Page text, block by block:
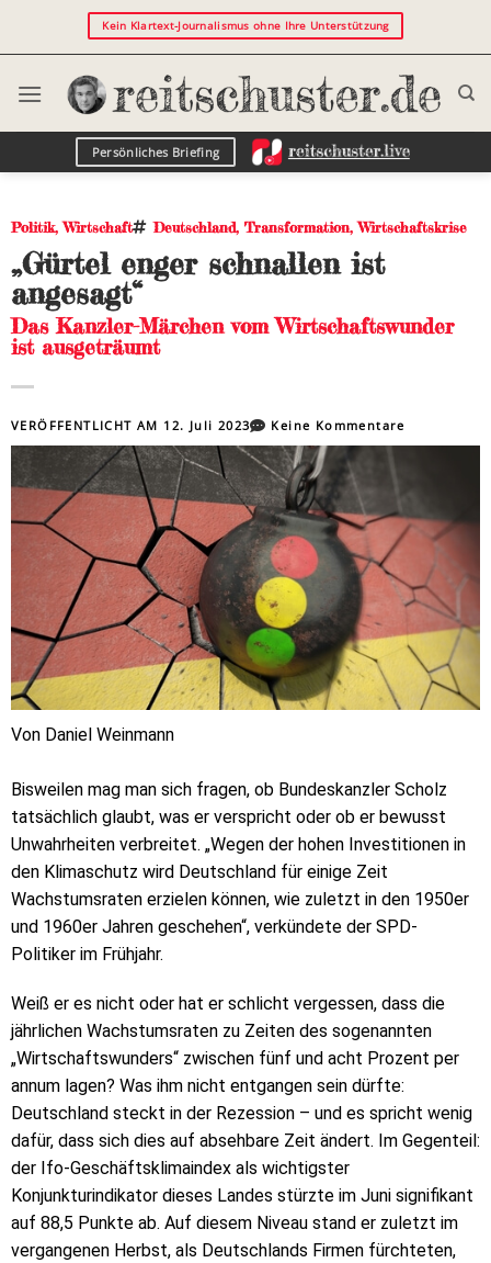
Kein Klartext-Journalismus ohne Ihre Unterstützung
Persönliches Briefing
Politik,Wirtschaft Deutschland, Transformation,Wirtschaftskrise
„Gürtel enger schnallen ist
angesagt“
Das Kanzler-Märchen vom Wirtschaftswunder
ist ausgeträumt
VERÖFFENTLICHT AM 12. Juli 2023 Keine Kommentare
Von Daniel Weinmann
Bisweilen mag man sich fragen, ob Bundeskanzler Scholz
tatsächlich glaubt, was er verspricht oder ob er bewusst
Unwahrheiten verbreitet. „Wegen der hohen Investitionen in
den Klimaschutz wird Deutschland für einige Zeit
Wachstumsraten erzielen können, wie zuletzt in den 1950er
und 1960er Jahren geschehen“, verkündete der SPD-
Politiker im Frühjahr.
Weiß er es nicht oder hat er schlicht vergessen, dass die
jährlichen Wachstumsraten zu Zeiten des sogenannten
„Wirtschaftswunders“ zwischen fünf und acht Prozent per
annum lagen? Was ihm nicht entgangen sein dürfte:
Deutschland steckt in der Rezession – und es spricht wenig
dafür, dass sich dies auf absehbare Zeit ändert. Im Gegenteil:
der Ifo-Geschäftsklimaindex als wichtigster
Konjunkturindikator dieses Landes stürzte im Juni signifikant
auf 88,5 Punkte ab. Auf diesem Niveau stand er zuletzt im
vergangenen Herbst, als Deutschlands Firmen fürchteten,